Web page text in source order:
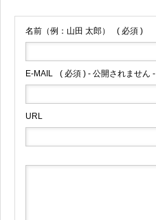
名前（例：山田 太郎） ( 必須 )
E-MAIL ( 必須 ) - 公開されません -
URL